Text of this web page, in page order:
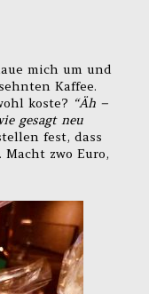
mich um und
Kaffee.
koste? “Äh –
gesagt neu
fest, dass
zwo Euro,